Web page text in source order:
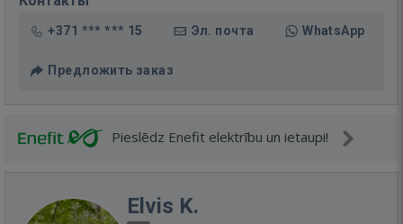
+371 *** *** 15 Эл. почта WhatsApp
Предложить заказ
Pieslēdz Enefit elektrību un ietaupi!
Elvis K.